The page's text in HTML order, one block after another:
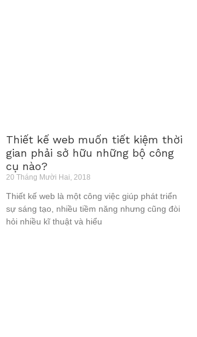
Thiết kế web muốn tiết kiệm thời
gian phải sở hữu những bộ công
cụ nào?
20 Tháng Mười Hai, 2018
Thiết kế web là một công việc giúp phát triển
sự sáng tạo, nhiều tiềm năng nhưng cũng đòi
hỏi nhiều kĩ thuật và hiểu